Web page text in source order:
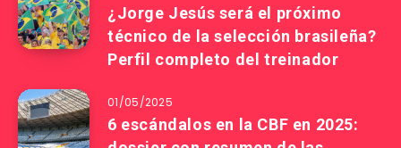
¿Jorge Jesús será el próximo
técnico de la selección brasileña?
Perfil completo del treinador
01/05/2025
6 escándalos en la CBF en 2025: